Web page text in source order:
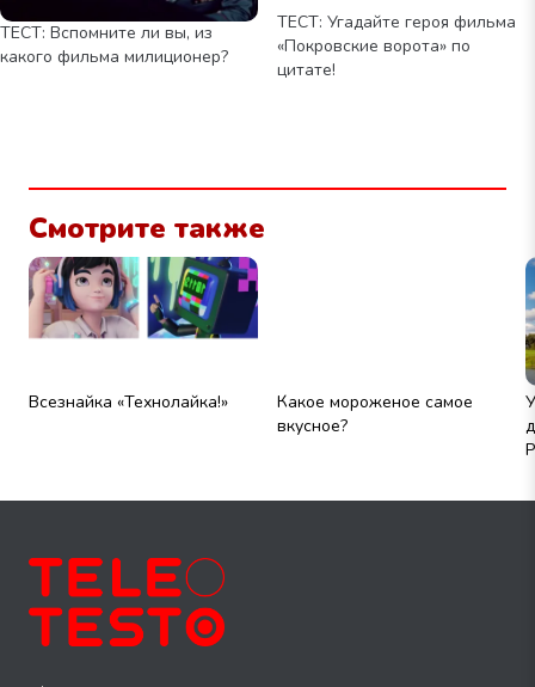
ТЕСТ: Вспомните ли вы, из
какого фильма милиционер?
ТЕСТ: Угадайте героя фильма
«Покровские ворота» по
цитате!
Смотрите также
Всезнайка «Технолайка!»
Какое мороженое самое
вкусное?